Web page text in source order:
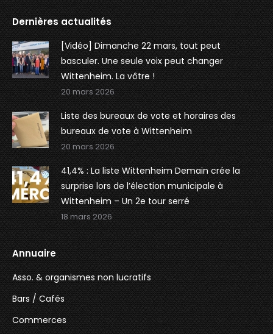
Dernières actualités
[Vidéo] Dimanche 22 mars, tout peut
basculer. Une seule voix peut changer
Wittenheim. La vôtre !
20 mars 2026
Liste des bureaux de vote et horaires des
bureaux de vote à Wittenheim
20 mars 2026
41,4% : La liste Wittenheim Demain crée la
surprise lors de l’élection municipale à
Wittenheim – Un 2e tour serré
18 mars 2026
Annuaire
Asso. & organismes non lucratifs
Bars / Cafés
Commerces